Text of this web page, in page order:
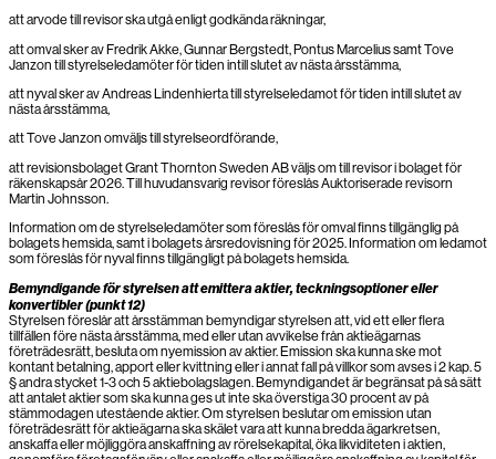
att arvode till revisor ska utgå enligt godkända räkningar,
att omval sker av Fredrik Akke, Gunnar Bergstedt, Pontus Marcelius samt Tove
Janzon till styrelseledamöter för tiden intill slutet av nästa årsstämma,
att nyval sker av Andreas Lindenhierta till styrelseledamot för tiden intill slutet av
nästa årsstämma,
att Tove Janzon omväljs till styrelseordförande,
att revisionsbolaget Grant Thornton Sweden AB väljs om till revisor i bolaget för
räkenskapsår 2026. Till huvudansvarig revisor föreslås Auktoriserade revisorn
Martin Johnsson.
Information om de styrelseledamöter som föreslås för omval finns tillgänglig på
bolagets hemsida, samt i bolagets årsredovisning för 2025. Information om ledamot
som föreslås för nyval finns tillgängligt på bolagets hemsida.
Bemyndigande för styrelsen att emittera aktier, teckningsoptioner eller
konvertibler (punkt 12)
Styrelsen föreslår att årsstämman bemyndigar styrelsen att, vid ett eller flera
tillfällen före nästa årsstämma, med eller utan avvikelse från aktieägarnas
företrädesrätt, besluta om nyemission av aktier. Emission ska kunna ske mot
kontant betalning, apport eller kvittning eller i annat fall på villkor som avses i 2 kap. 5
§ andra stycket 1-3 och 5 aktiebolagslagen. Bemyndigandet är begränsat på så sätt
att antalet aktier som ska kunna ges ut inte ska överstiga 30 procent av på
stämmodagen utestående aktier. Om styrelsen beslutar om emission utan
företrädesrätt för aktieägarna ska skälet vara att kunna bredda ägarkretsen,
anskaffa eller möjliggöra anskaffning av rörelsekapital, öka likviditeten i aktien,